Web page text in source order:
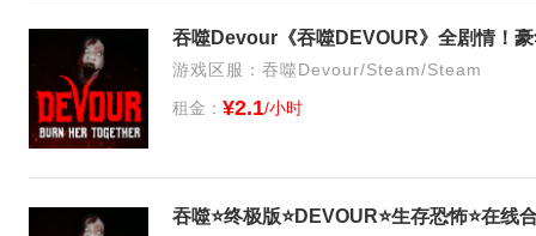
吞噬Devour《吞噬DEVOUR》全剧情！
游戏区服：吞噬Devour/Steam/Steam
租金： ¥2.1/小时
吞噬⭐️终极版⭐️DEVOUR⭐️生存恐怖⭐️在线